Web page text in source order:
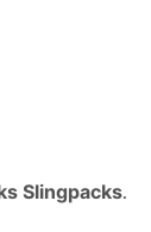
Slingpacks